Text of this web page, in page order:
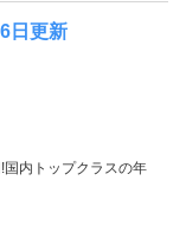
日更新
国内トップクラスの年